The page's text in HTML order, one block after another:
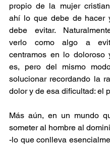
propio de la mujer
ahí lo que debe de hacer
debe evitar.
verlo como algo a
centramos en lo doloroso
es, pero del mismo
solucionar recordando la
dolor y de esa dificultad: el
Más aún, en un mundo
someter al hombre al
-lo que conlleva